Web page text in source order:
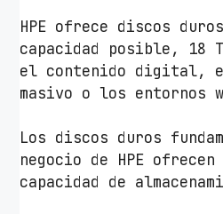
HPE ofrece discos
capacidad posible, 18
el contenido digital, el
masivo o los entornos
Los discos duros
negocio de HPE ofrecen
capacidad de